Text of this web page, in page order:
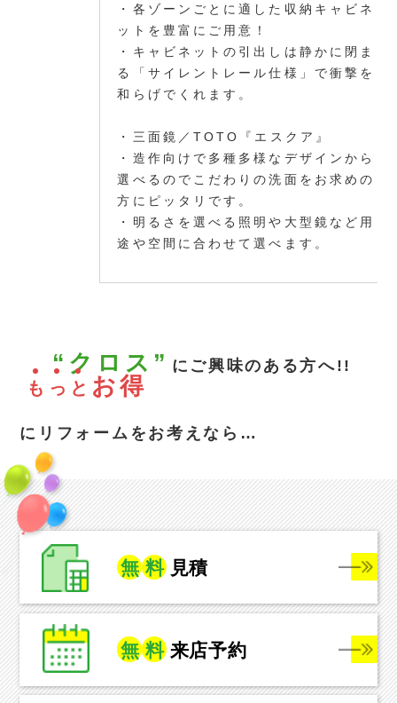
・各ゾーンごとに適した収納キャビネ
ットを豊富にご用意！
・キャビネットの引出しは静かに閉ま
る「サイレントレール仕様」で衝撃を
和らげでくれます。
・三面鏡／TOTO『エスクア』
・造作向けで多種多様なデザインから
選べるのでこだわりの洗面をお求めの
方にピッタリです。
・明るさを選べる照明や大型鏡など用
途や空間に合わせて選べます。
“クロス” にご興味のある方へ!!
も っ と お得
にリフォームをお考えなら…
無 料 見積
無 料 来店予約